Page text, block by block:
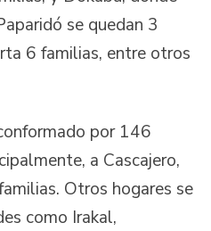
se quedan 3
6 familias, entre otros
por 146
a Cascajero,
Otros hogares se
como Irakal,